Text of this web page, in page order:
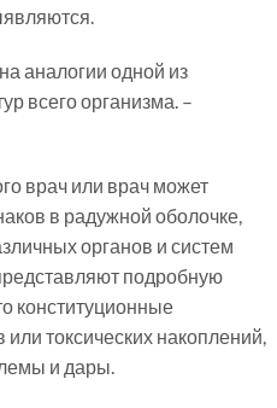
аналогии одной из
всего организма. –
врач или врач может
в радужной оболочке,
органов и систем
подробную
конституционные
токсических накоплений,
и дары.